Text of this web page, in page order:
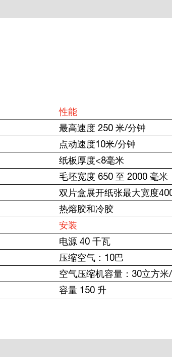
性能
最高速度 250 米/分钟
点动速度10米/分钟
纸板厚度<8毫米
毛坯宽度 650 至 2000 毫米
双片盒展开纸张最大宽度
热熔胶和冷胶
安装
电源 40 千瓦
压缩空气：10巴
空气压缩机容量：30立方米
容量 150 升